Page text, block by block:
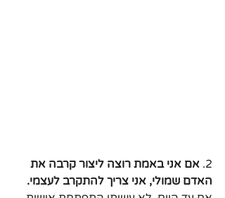
2. אם אני באמת רוצה ליצור קרבה את
האדם שמולי, אני צריך להתקרב לעצמי.